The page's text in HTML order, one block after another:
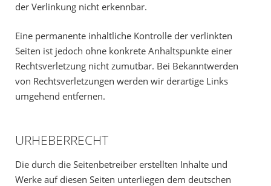
der Verlinkung nicht erkennbar.
Eine permanente inhaltliche Kontrolle der verlinkten
Seiten ist jedoch ohne konkrete Anhaltspunkte einer
Rechtsverletzung nicht zumutbar. Bei Bekanntwerden
von Rechtsverletzungen werden wir derartige Links
umgehend entfernen.
URHEBERRECHT
Die durch die Seitenbetreiber erstellten Inhalte und
Werke auf diesen Seiten unterliegen dem deutschen